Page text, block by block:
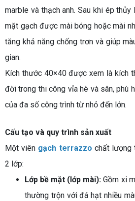
marble và thạch anh. Sau khi ép
mặt gạch được mài bóng hoặc mài
tăng khả năng chống trơn và giúp
gian.
Kích thước 40×40 được xem là kích
đời trong thi công vỉa hè và sân, phù
của đa số công trình từ nhỏ đến lớn.
Cấu tạo và quy trình sản xuất
Một viên gạch terrazzo chất lượng
2 lớp:
Lớp bề mặt (lớp mài):Gồm xi
thường trộn với đá hạt nhiều